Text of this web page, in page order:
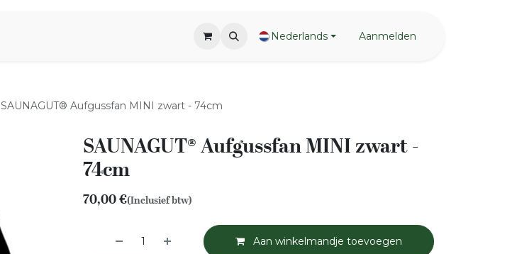
Nederlands Aanmelden
SAUNAGUT® Aufgussfan MINI zwart - 74cm
SAUNAGUT® Aufgussfan MINI zwart -
74cm
70,00€(Inclusief btw)
Aan winkelmandje toevoegen